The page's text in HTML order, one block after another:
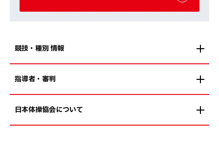
競技・種別 情報
指導者・審判
日本体操協会について